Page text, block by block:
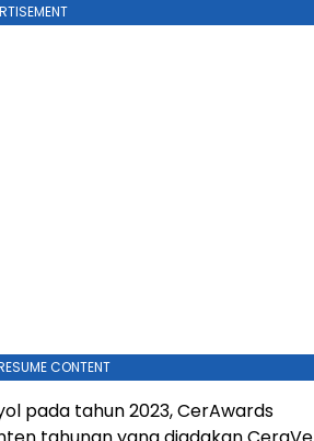
CONTENT
pada tahun 2023, CerAwards